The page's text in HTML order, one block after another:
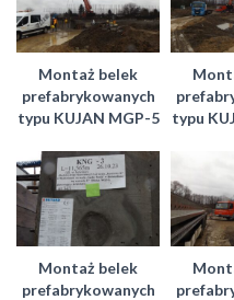
Montaż belek
prefabrykowanych
typu KUJAN MGP-5
typu
Montaż belek
prefabrykowanych